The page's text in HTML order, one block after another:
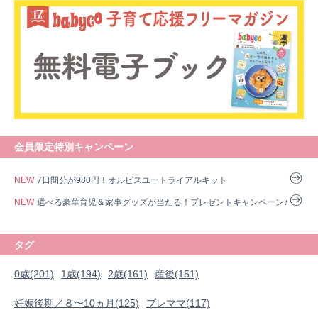
会員限定特別キャンペーン
NEW 7日間分が980円！オルビスユートライアルキット
NEW 選べる豪華育児＆家事グッズが当たる！プレゼントキャンペーン♪
タグ
0歳(201) 1歳(194) 2歳(161) 産後(151)
妊娠後期／８〜10ヵ月(125) プレママ(117)